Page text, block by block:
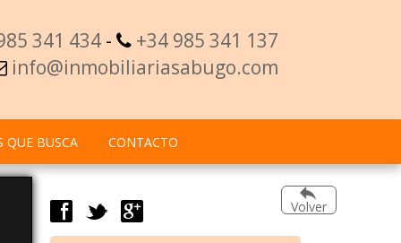
341 434 -
+34 985 341 137
info@inmobiliariasabugo.com
QUE BUSCA CONTACTO
Volver
f t g